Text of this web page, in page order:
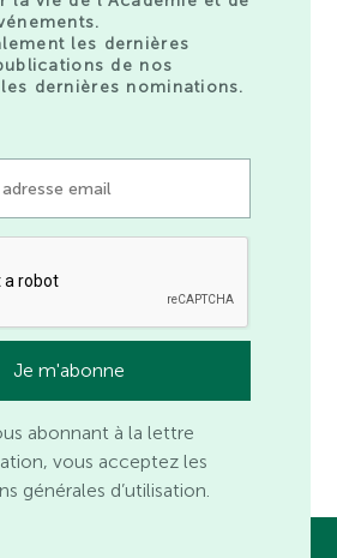
les dernières
de nos
dernières nominations.
abonnant à la lettre
vous acceptez les
générales d’utilisation.